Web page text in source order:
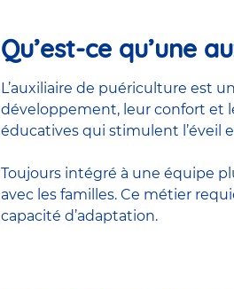
Qu’est-ce qu’une
L’auxiliaire de puériculture est un
développement, leur confort et
éducatives qui stimulent l’éveil
Toujours intégré à une équipe
avec les familles. Ce métier
capacité d’adaptation.